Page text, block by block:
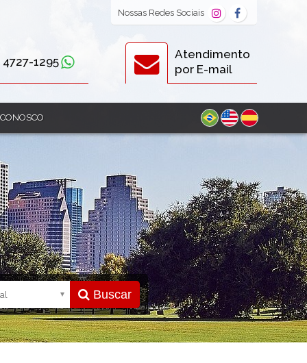
4727-1295
Atendimento
por E-mail
Nossas Redes Sociais
Buscar